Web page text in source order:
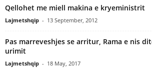
Qellohet me miell makina e kryeministrit
Lajmetshqip - 13 September, 2012
Pas marreveshjes se arritur, Rama e nis
urimit
Lajmetshqip - 18 May, 2017